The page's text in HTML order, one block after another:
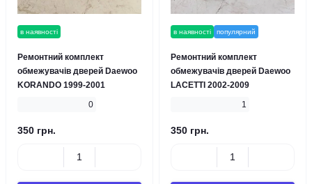
в наявності
Ремонтний комплект
обмежувачів дверей Daewoo
KORANDO 1999-2001
0
350 грн.
в наявності популярний
Ремонтний комплект
обмежувачів дверей Daewoo
LACETTI 2002-2009
1
350 грн.